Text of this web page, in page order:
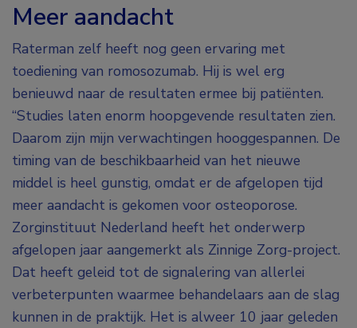
Meer aandacht
Raterman zelf heeft nog geen ervaring met
toediening van romosozumab. Hij is wel erg
benieuwd naar de resultaten ermee bij patiënten.
“Studies laten enorm hoopgevende resultaten zien.
Daarom zijn mijn verwachtingen hooggespannen. De
timing van de beschikbaarheid van het nieuwe
middel is heel gunstig, omdat er de afgelopen tijd
meer aandacht is gekomen voor osteoporose.
Zorginstituut Nederland heeft het onderwerp
afgelopen jaar aangemerkt als Zinnige Zorg-project.
Dat heeft geleid tot de signalering van allerlei
verbeterpunten waarmee behandelaars aan de slag
kunnen in de praktijk. Het is alweer 10 jaar geleden